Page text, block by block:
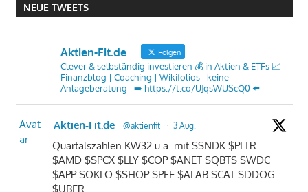
NEUE TWEETS
Aktien-Fit.de Folgen
Clever & selbständig investieren 💰 in Aktien & ETFs 📈
Finanzblog | Coaching | Wikifolios - keine
Anlageberatung - ➡️ https://t.co/UJqsWUScQ0 ⬅️
Avat
ar
Aktien-Fit.de @aktienfit · 3 Aug.
Quartalszahlen KW32 u.a. mit $SNDK $PLTR
$AMD $SPCX $LLY $COP $ANET $QBTS $WDC
$APP $OKLO $SHOP $PFE $ALAB $CAT $DDOG
$UBER